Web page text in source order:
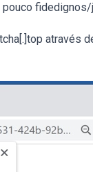
fidedignos/
através